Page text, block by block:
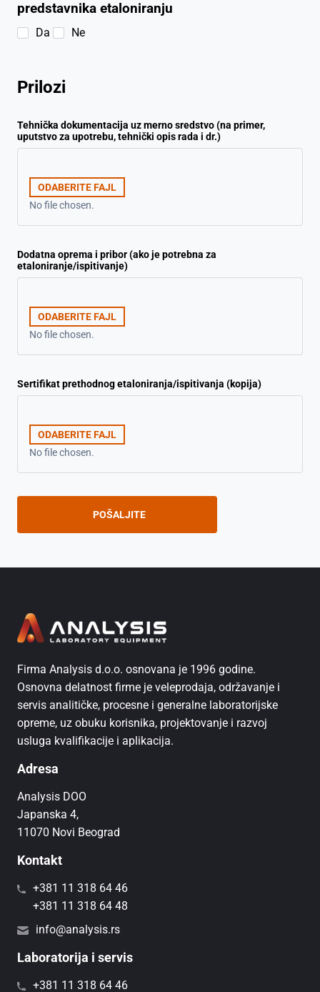
predstavnika etaloniranju
Da Ne
Prilozi
Tehnička dokumentacija uz merno sredstvo (na primer,
uputstvo za upotrebu, tehnički opis rada i dr.)
ODABERITE FAJL
No file chosen.
Dodatna oprema i pribor (ako je potrebna za
etaloniranje/ispitivanje)
ODABERITE FAJL
No file chosen.
Sertifikat prethodnog etaloniranja/ispitivanja (kopija)
ODABERITE FAJL
No file chosen.
Firma Analysis d.o.o. osnovana je 1996 godine.
Osnovna delatnost firme je veleprodaja, održavanje i
servis analitičke, procesne i generalne laboratorijske
opreme, uz obuku korisnika, projektovanje i razvoj
usluga kvalifikacije i aplikacija.
Adresa
Analysis DOO
Japanska 4,
11070 Novi Beograd
Kontakt
+381 11 318 64 46
+381 11 318 64 48
info@analysis.rs
Laboratorija i servis
+381 11 318 64 46